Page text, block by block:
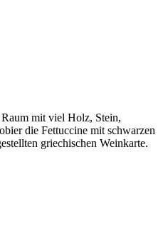
mit viel Holz, Stein,
die Fettuccine mit schwarzen
griechischen Weinkarte.